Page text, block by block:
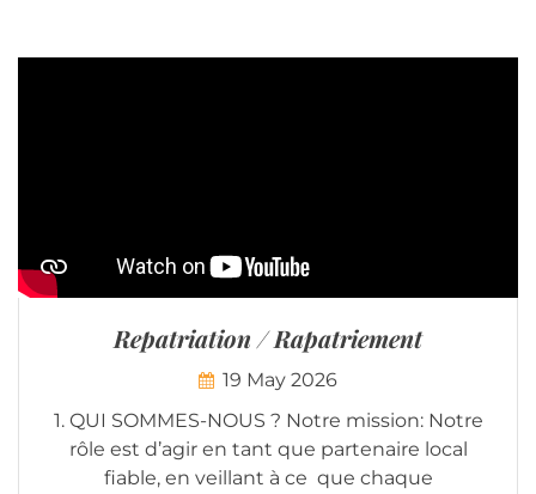
Repatriation / Rapatriement
19 May 2026
1. QUI SOMMES-NOUS ? Notre mission: Notre
rôle est d’agir en tant que partenaire local
fiable, en veillant à ce que chaque